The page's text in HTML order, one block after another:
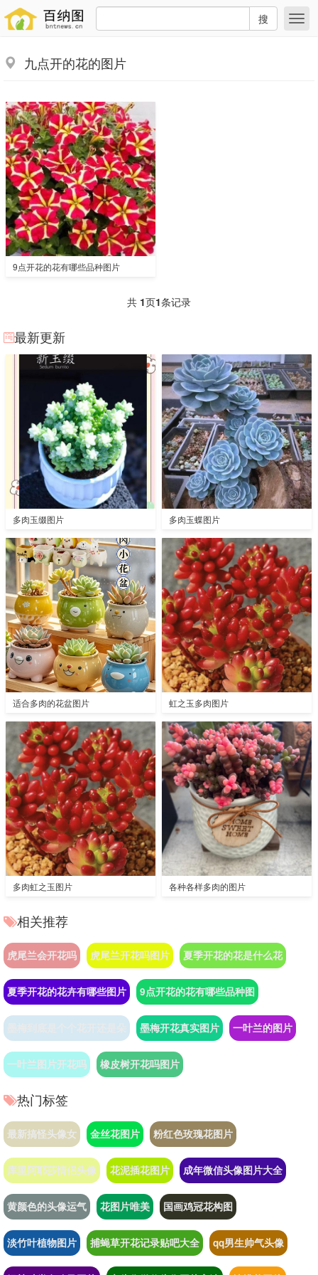
搜
九点开的花的图片
9点开花的花有哪些品种图片
共 1页1条记录
最新更新
多肉玉缀图片 多肉玉蝶图片
适合多肉的花盆图片 虹之玉多肉图片
多肉虹之玉图片 各种各样多肉的图片
相关推荐
虎尾兰会开花吗 虎尾兰开花吗图片 夏季开花的花是什么花
夏季开花的花卉有哪些图片 9点开花的花有哪些品种图
墨梅开花真实图片 一叶兰的图片
一叶兰图片开花吗 橡皮树开花吗图片
热门标签
最新搞怪头像女 金丝花图片 粉红色玫瑰花图片
库里阿耶莎情侣头像 花泥插花图片 成年微信头像图片大全
黄颜色的头像运气 花图片唯美 国画鸡冠花构图
淡竹叶植物图片 捕蝇草开花记录贴吧大全 qq男生帅气头像